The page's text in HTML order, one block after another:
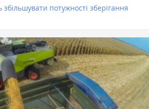
потужності зберігання